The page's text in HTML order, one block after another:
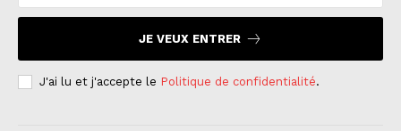
JE VEUX ENTRER
J'ai lu et j'accepte le Politique de confidentialité.